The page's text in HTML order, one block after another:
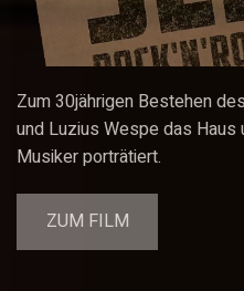
Zum 30jährigen Bestehen
und Luzius Wespe das Haus
Musiker porträtiert.
ZUM FILM